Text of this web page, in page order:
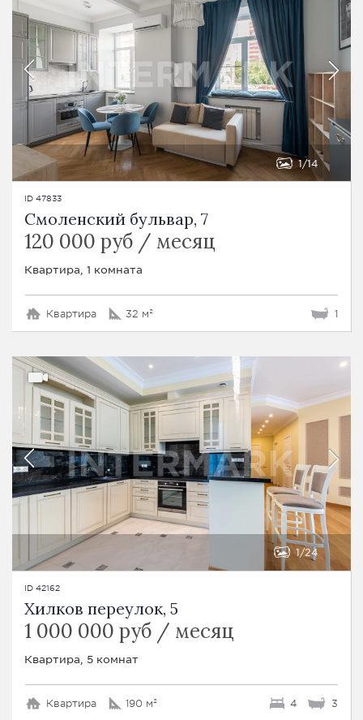
1 14
ID 47833
Смоленский бульвар, 7
120 000 руб / месяц
Квартира, 1 комната
Квартира 32 м² 1
1 24
ID 42162
Хилков переулок, 5
1 000 000 руб / месяц
Квартира, 5 комнат
Квартира 190 м² 4 3